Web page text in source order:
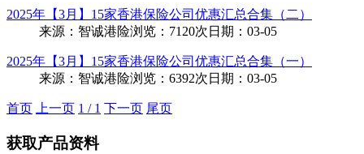
2025年【3月】15家香港保险公司优惠汇总合集（二）
来源： 智诚港险浏览： 7120次 日期： 03-05
2025年【3月】15家香港保险公司优惠汇总合集（一）
来源： 智诚港险浏览： 6392次 日期： 03-05
首页 上一页 1 / 1 下一页 尾页
获取产品资料